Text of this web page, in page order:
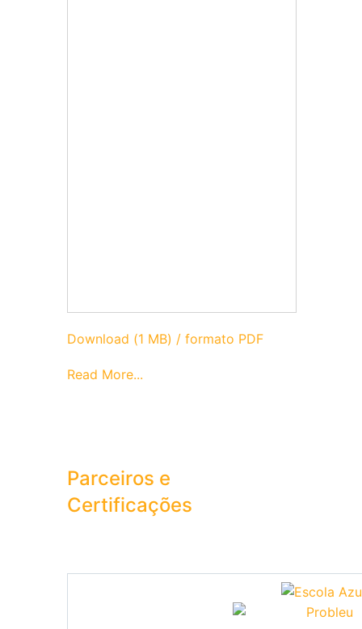
Download (1 MB) / formato PDF
Read More...
Parceiros e
Certificações